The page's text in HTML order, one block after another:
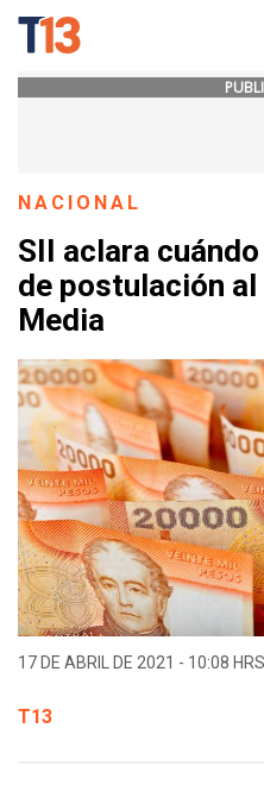
NACIONAL
SII aclara
de postulación al
Media
17 DE ABRIL DE 2021 - 10:08
T13